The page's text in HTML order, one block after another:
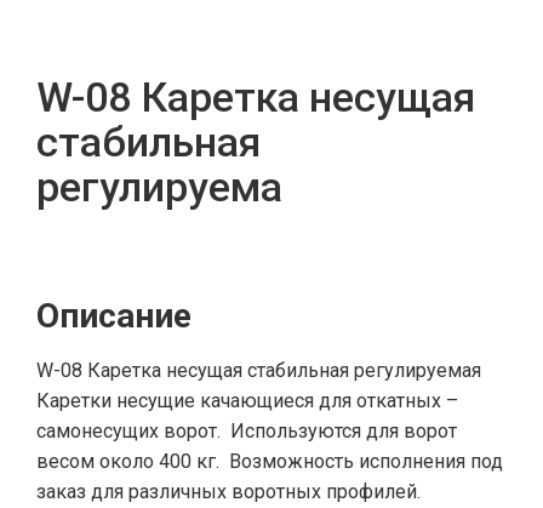
W-08 Каретка несущая
стабильная
регулируема
Описание
W-08 Каретка несущая стабильная регулируемая
Каретки несущие качающиеся для откатных –
самонесущих ворот. Используются для ворот
весом около 400 кг. Возможность исполнения под
заказ для различных воротных профилей.